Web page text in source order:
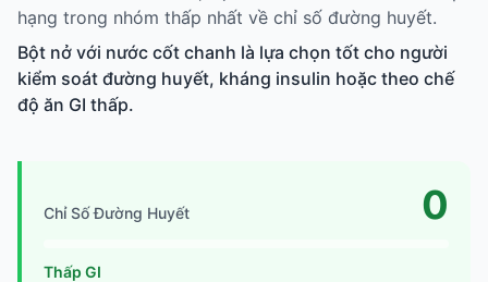
hạng trong nhóm thấp nhất về chỉ số đường huyết.
Bột nở với nước cốt chanh là lựa chọn tốt cho người
kiểm soát đường huyết, kháng insulin hoặc theo chế
độ ăn GI thấp.
Chỉ Số Đường Huyết 0
Thấp GI